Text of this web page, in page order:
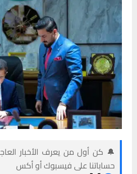
🔔 كن أول من يعرف الأخبار
حساباتنا على فيسبوك أو أكس